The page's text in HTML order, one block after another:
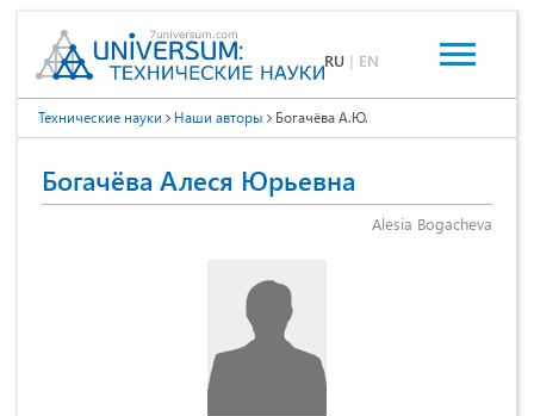
RU | EN
Технические науки Наши авторы Богачёва А.Ю.
Богачёва Алеся Юрьевна
Alesia Bogacheva